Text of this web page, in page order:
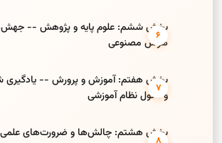
بخش ششم: علوم پایه و پژوهش --
هوش مصنوعی
بخش هفتم: آموزش و پرورش --
و تحول نظام آموزشی
بخش هشتم: چالش‌ها و ضرورت‌های علمی